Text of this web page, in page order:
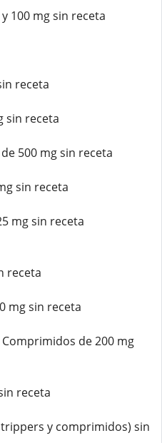
100 mg sin receta
receta
sin receta
500 mg sin receta
sin receta
mg sin receta
receta
mg sin receta
de 200 mg
receta
y comprimidos) sin